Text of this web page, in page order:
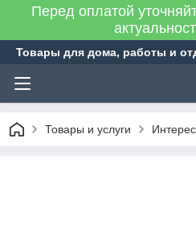
Перед оплатой
Товары для дома, работы и
Товары и услуги